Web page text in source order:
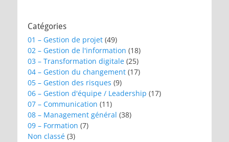
Catégories
01 – Gestion de projet (49)
02 – Gestion de l'information (18)
03 – Transformation digitale (25)
04 – Gestion du changement (17)
05 – Gestion des risques (9)
06 – Gestion d'équipe / Leadership (17)
07 – Communication (11)
08 – Management général (38)
09 – Formation (7)
Non classé (3)